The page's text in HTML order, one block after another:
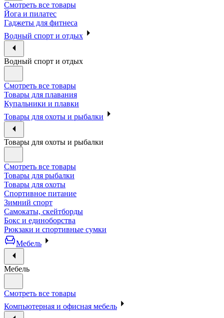
Смотреть все товары
Йога и пилатес
Гаджеты для фитнеса
Водный спорт и отдых
Водный спорт и отдых
Смотреть все товары
Товары для плавания
Купальники и плавки
Товары для охоты и рыбалки
Товары для охоты и рыбалки
Смотреть все товары
Товары для рыбалки
Товары для охоты
Спортивное питание
Зимний спорт
Самокаты, скейтборды
Бокс и единоборства
Рюкзаки и спортивные сумки
Мебель
Мебель
Смотреть все товары
Компьютерная и офисная мебель